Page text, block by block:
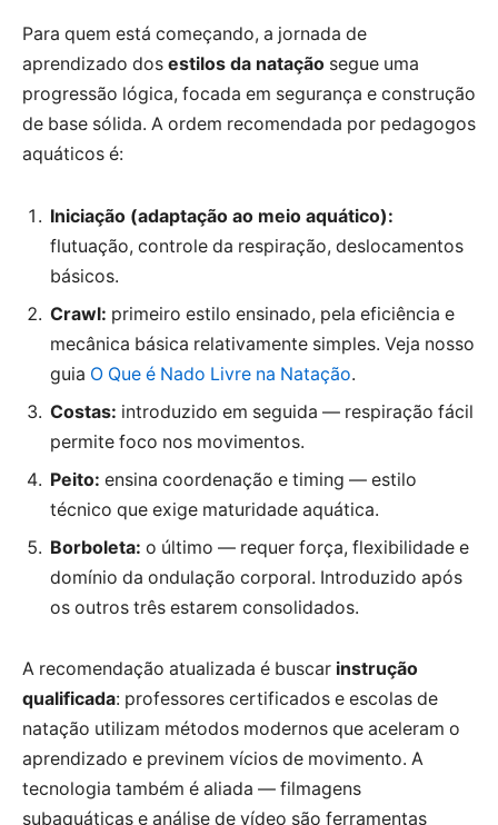
Para quem está começando, a jornada de
aprendizado dos estilos da natação segue uma
progressão lógica, focada em segurança e construção
de base sólida. A ordem recomendada por pedagogos
aquáticos é:
Iniciação (adaptação ao meio aquático):
flutuação, controle da respiração, deslocamentos
básicos.
Crawl: primeiro estilo ensinado, pela eficiência e
mecânica básica relativamente simples. Veja nosso
guia O Que é Nado Livre na Natação.
Costas: introduzido em seguida — respiração fácil
permite foco nos movimentos.
Peito: ensina coordenação e timing — estilo
técnico que exige maturidade aquática.
Borboleta: o último — requer força, flexibilidade e
domínio da ondulação corporal. Introduzido após
os outros três estarem consolidados.
A recomendação atualizada é buscar instrução
qualificada: professores certificados e escolas de
natação utilizam métodos modernos que aceleram o
aprendizado e previnem vícios de movimento. A
tecnologia também é aliada — filmagens
subaquáticas e análise de vídeo são ferramentas